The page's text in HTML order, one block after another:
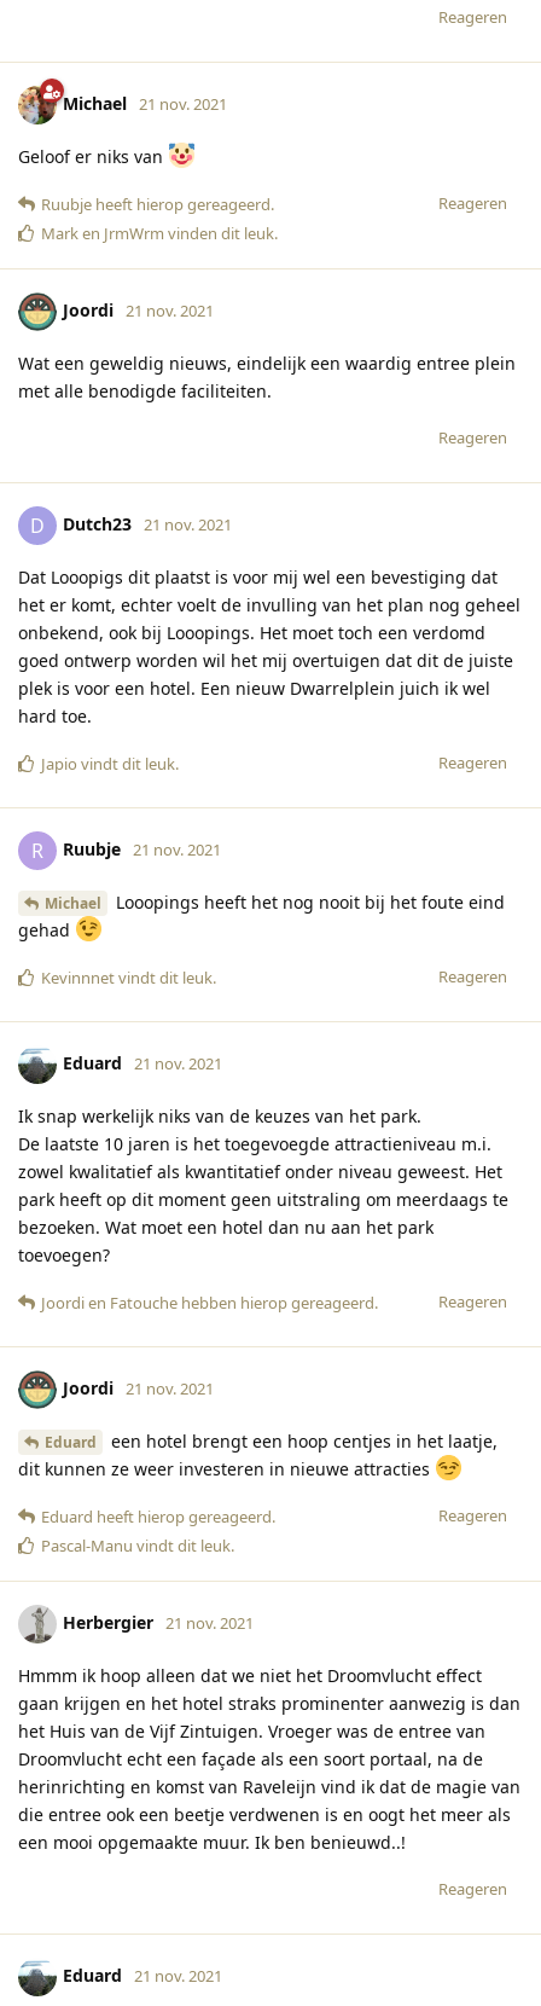
Reageren
Michael 21 nov. 2021
Geloof er niks van
Reageren
Ruubje heeft hierop gereageerd.
Marken JrmWrm vinden dit leuk.
Joordi 21 nov. 2021
Wat een geweldig nieuws, eindelijk een waardig entree plein
met alle benodigde faciliteiten.
Reageren
D Dutch23 21 nov. 2021
Dat Looopigs dit plaatst is voor mij wel een bevestiging dat
het er komt, echter voelt de invulling van het plan nog geheel
onbekend, ook bij Looopings. Het moet toch een verdomd
goed ontwerp worden wil het mij overtuigen dat dit de juiste
plek is voor een hotel. Een nieuw Dwarrelplein juich ik wel
hard toe.
Reageren
Japio vindt dit leuk.
R Ruubje 21 nov. 2021
Michael
Looopings heeft het nog nooit bij het foute eind
gehad
Reageren
Kevinnnetvindt dit leuk.
Eduard 21 nov. 2021
Ik snap werkelijk niks van de keuzes van het park.
De laatste 10 jaren is het toegevoegde attractieniveau m.i.
zowel kwalitatief als kwantitatief onder niveau geweest. Het
park heeft op dit moment geen uitstraling om meerdaags te
bezoeken. Wat moet een hotel dan nu aan het park
toevoegen?
Reageren
Joordien Fatouche hebben hierop gereageerd.
Joordi 21 nov. 2021
Eduard
een hotel brengt een hoop centjes in het laatje,
dit kunnen ze weer investeren in nieuwe attracties
Reageren
Eduard heeft hierop gereageerd.
Pascal-Manu vindt dit leuk.
Herbergier 21 nov. 2021
Hmmm ik hoop alleen dat we niet het Droomvlucht effect
gaan krijgen en het hotel straks prominenter aanwezig is dan
het Huis van de Vijf Zintuigen. Vroeger was de entree van
Droomvlucht echt een façade als een soort portaal, na de
herinrichting en komst van Raveleijn vind ik dat de magie van
die entree ook een beetje verdwenen is en oogt het meer als
een mooi opgemaakte muur. Ik ben benieuwd..!
Reageren
Eduard 21 nov. 2021